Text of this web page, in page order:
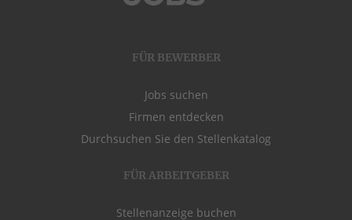
FÜR BEWERBER
Jobs suchen
Firmen entdecken
Durchsuchen Sie den Stellenkatalog
FÜR ARBEITGEBER
Stellenanzeige buchen